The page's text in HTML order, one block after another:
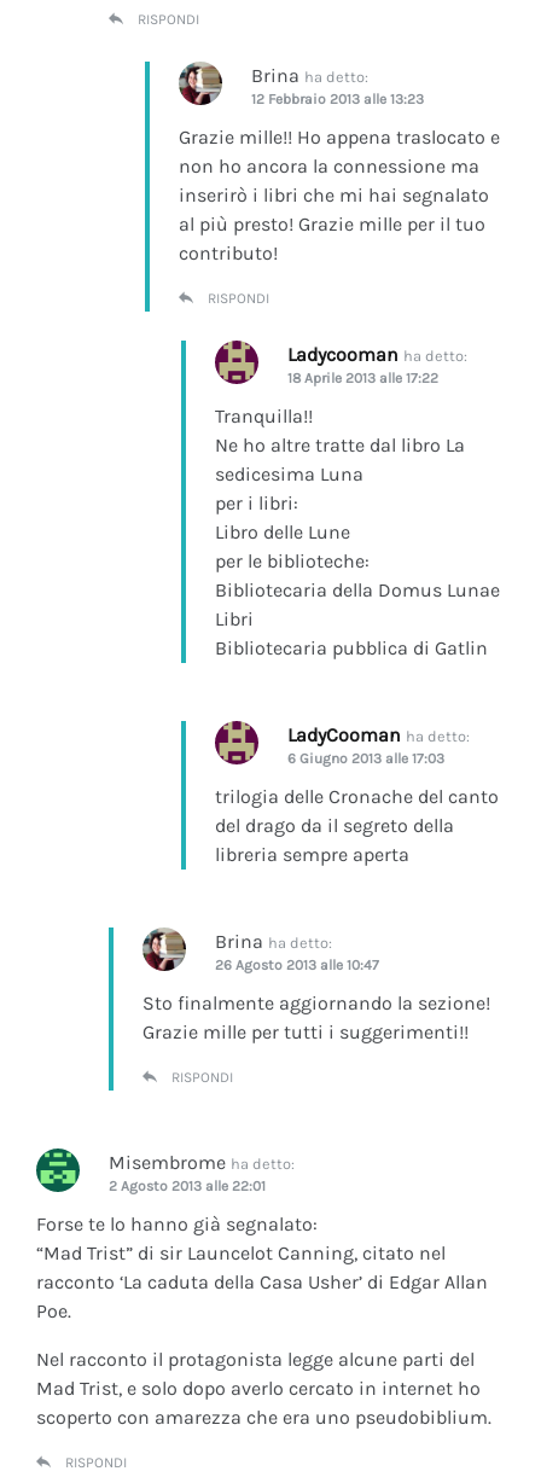
RISPONDI
Brina ha detto:
12 Febbraio 2013 alle 13:23
Grazie mille!! Ho appena traslocato e
non ho ancora la connessione ma
inserirò i libri che mi hai segnalato
al più presto! Grazie mille per il tuo
contributo!
RISPONDI
Ladycooman ha detto:
18 Aprile 2013 alle 17:22
Tranquilla!!
Ne ho altre tratte dal libro La
sedicesima Luna
per i libri:
Libro delle Lune
per le biblioteche:
Bibliotecaria della Domus Lunae
Libri
Bibliotecaria pubblica di Gatlin
LadyCooman ha detto:
6 Giugno 2013 alle 17:03
trilogia delle Cronache del canto
del drago da il segreto della
libreria sempre aperta
Brina ha detto:
26 Agosto 2013 alle 10:47
Sto finalmente aggiornando la sezione!
Grazie mille per tutti i suggerimenti!!
RISPONDI
Misembrome ha detto:
2 Agosto 2013 alle 22:01
Forse te lo hanno già segnalato:
“Mad Trist” di sir Launcelot Canning, citato nel
racconto ‘La caduta della Casa Usher’ di Edgar Allan
Poe.
Nel racconto il protagonista legge alcune parti del
Mad Trist, e solo dopo averlo cercato in internet ho
scoperto con amarezza che era uno pseudobiblium.
RISPONDI